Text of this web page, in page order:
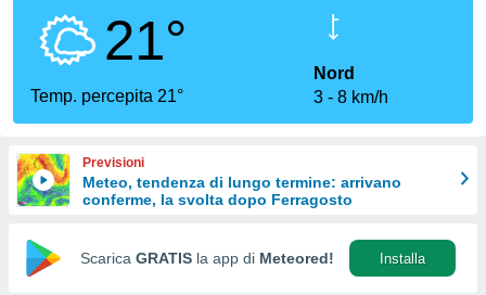
per
le
di
Web
21°
Temp. percepita 21°
Nord
3
8 km/h
Previsioni
Meteo, tendenza di lungo termine: arrivano
conferme, la svolta dopo Ferragosto
Scarica GRATIS la app di Meteored! Installa